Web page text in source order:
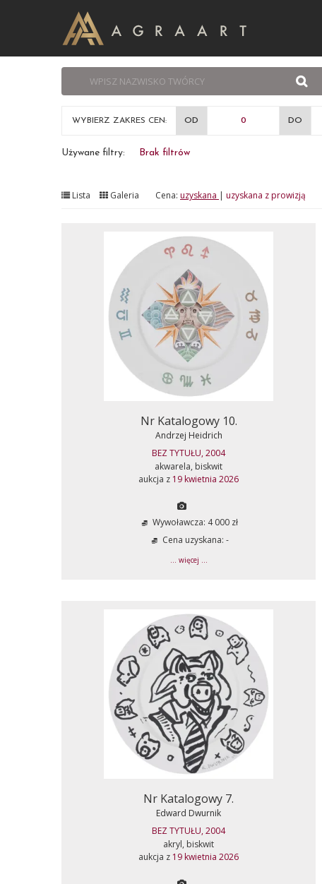
WYBIERZ ZAKRES CEN: OD DO
Używane filtry: Brak filtrów
Lista Galeria Cena: uzyskana | uzyskana z prowizją
Nr Katalogowy 10.
Andrzej Heidrich
BEZ TYTUŁU, 2004
akwarela, biskwit
aukcja z 19 kwietnia 2026
Wywoławcza: 4 000 zł
Cena uzyskana: -
... więcej ...
Nr Katalogowy 7.
Edward Dwurnik
BEZ TYTUŁU, 2004
akryl, biskwit
aukcja z 19 kwietnia 2026